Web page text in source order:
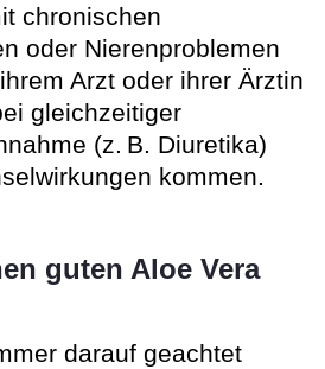
chronischen
oder Nierenproblemen
Arzt oder ihrer Ärztin
gleichzeitiger
(z. B. Diuretika)
kommen.
guten Aloe Vera
darauf geachtet